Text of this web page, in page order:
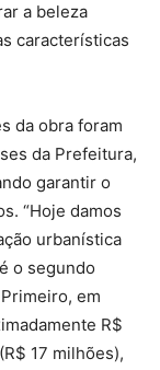
a beleza
características
da obra foram
da Prefeitura,
garantir o
“Hoje damos
urbanística
o segundo
em
R$
17 milhões),